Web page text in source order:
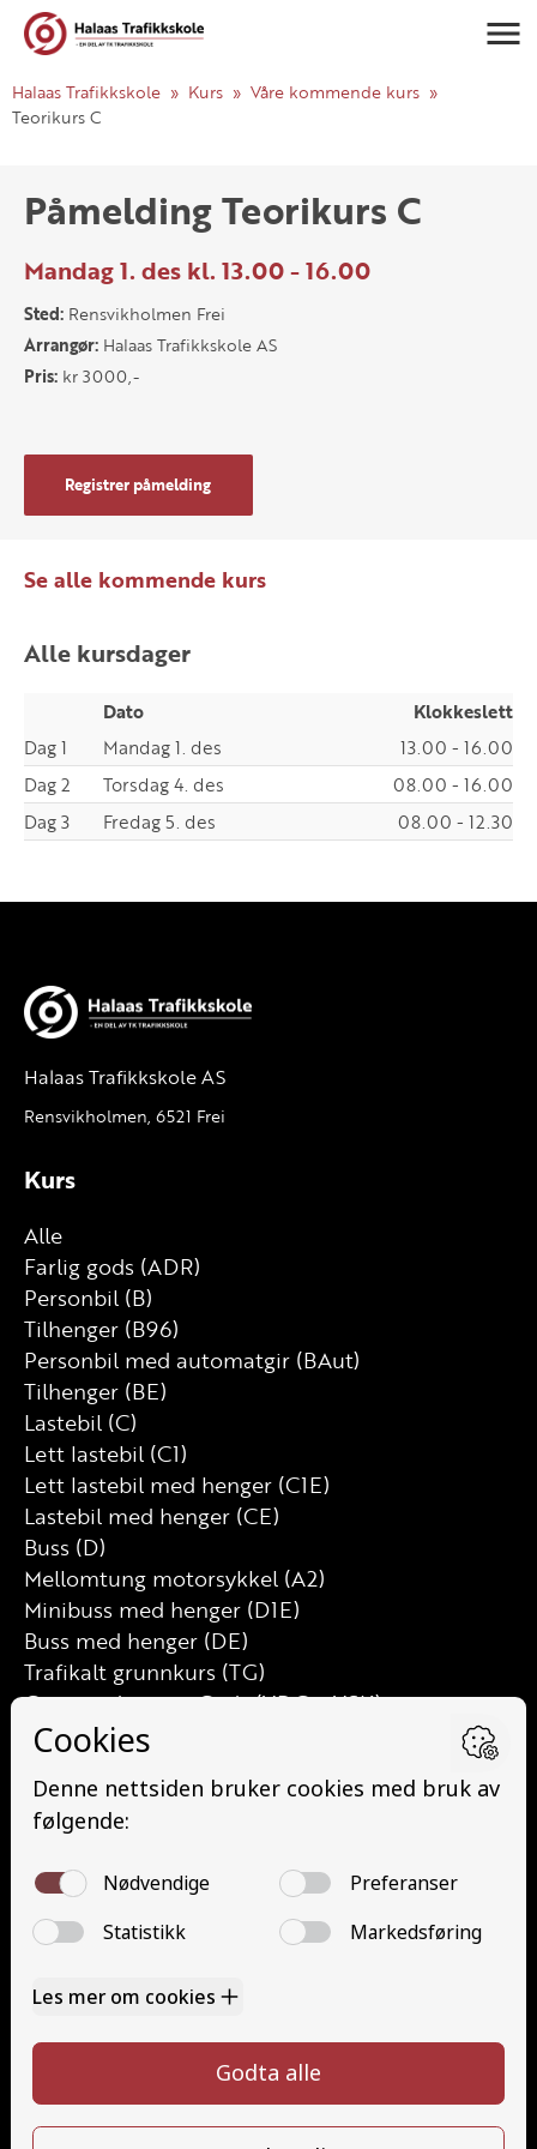
Halaas Trafikkskole Kurs
Våre kommende kurs
Teorikurs C
Påmelding Teorikurs C
Mandag 1. des kl. 13.00 - 16.00
Sted: Rensvikholmen Frei
Arrangør: Halaas Trafikkskole AS
Pris: kr 3000,-
Registrer påmelding
Se alle kommende kurs
Alle kursdager
Dato
Klokkeslett
Dag 1
Mandag 1. des
13.00 - 16.00
Dag 2
Torsdag 4. des
08.00 - 16.00
Dag 3
Fredag 5. des 08.00 - 12.30
Halaas Trafikkskole AS
Rensvikholmen, 6521 Frei
Kurs
Alle
Farlig gods (ADR)
Personbil (B)
Tilhenger (B96)
Personbil med automatgir (BAut)
Tilhenger (BE)
Lastebil (C)
Lett lastebil (C1)
Lett lastebil med henger (C1E)
Lastebil med henger (CE)
Buss (D)
Mellomtung motorsykkel (A2)
Minibuss med henger (D1E)
Buss med henger (DE)
Trafikalt grunnkurs (TG)
Grunnutdanning Gods (YDG – YSK)
Grunnutdanning Person (YDP – YSK)
YSK Gods etterutdanning (EYDG)
Nettbasert teorikurs (Teorikurs)
Løfteredskap G11 (Løfteredskap G11)
Lastebilkran (G8) (Lastebilkran (G8))
Motorsykkel (A)
Kontakt
Priser
Elevside
info@halaasts.no